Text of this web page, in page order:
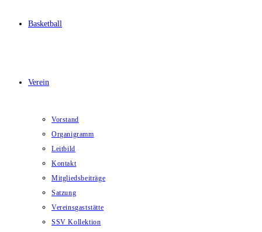
Basketball
Verein
Vorstand
Organigramm
Leitbild
Kontakt
Mitgliedsbeiträge
Satzung
Vereinsgaststätte
SSV Kollektion